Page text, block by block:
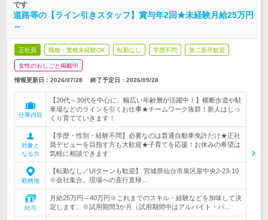
です
道路等の【ライン引きスタッフ】賞与年2回★未経験月給25万円
～
正社員 職種・業種未経験OK 転勤なし 学歴不問 第二新卒歓迎
女性のおしごと掲載中
情報更新日：2026/07/28 終了予定日： 2026/09/28
仕事内容
【20代～30代を中心に、幅広い年齢層が活躍中！】横断歩道や駐
車場などのラインを引くお仕事★チームワーク抜群！新人はじっ
くり育てていきます！
対象と
なる方
【学歴・性別・経験不問】必要なのは普通自動車免許だけ★正社
員デビューを目指す方も大歓迎★子育てを応援！お休みの希望は
気軽に相談できます
勤務地
【転勤なし／UIターンも歓迎】 宮城県仙台市泉区泉中央2-23-10
※会社集合。現場への直行直帰…
給与
月給25万円～40万円※これまでのスキル・経験などを加味して決
定します。※試用期間3か月（試用期間中はアルバイト・パ…